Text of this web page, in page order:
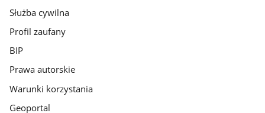
Służba cywilna
Profil zaufany
BIP
Prawa autorskie
Warunki korzystania
Geoportal